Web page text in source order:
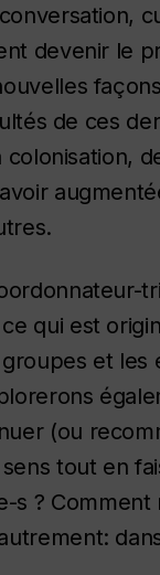
devenir le
de ces
colonisation,
qui est
et
(ou
tout en
s ?